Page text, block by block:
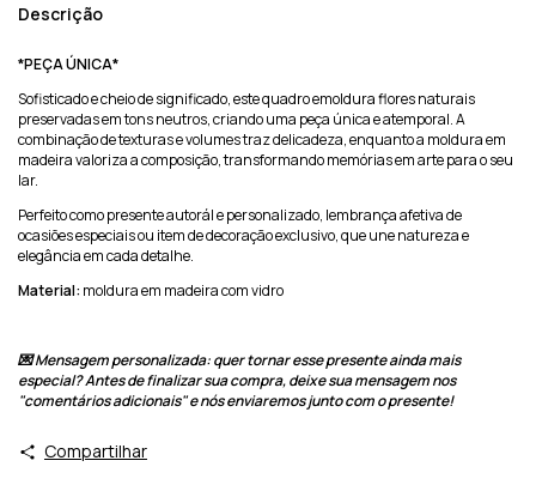
Descrição
*PEÇA ÚNICA*
Sofisticado e cheio de significado, este quadro emoldura flores naturais
preservadas em tons neutros, criando uma peça única e atemporal. A
combinação de texturas e volumes traz delicadeza, enquanto a moldura em
madeira valoriza a composição, transformando memórias em arte para o seu
lar.
Perfeito como presente autorál e personalizado, lembrança afetiva de
ocasiões especiais ou item de decoração exclusivo, que une natureza e
elegância em cada detalhe.
Material: moldura em madeira com vidro
💌 Mensagem personalizada: quer tornar esse presente ainda mais
especial? Antes de finalizar sua compra, deixe sua mensagem nos
"comentários adicionais" e nós enviaremos junto com o presente!
Compartilhar